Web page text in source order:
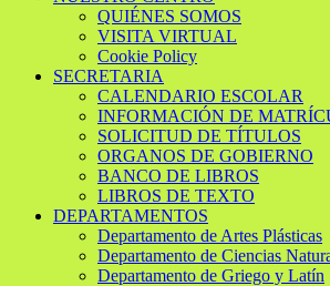
QUIÉNES SOMOS
VISITA VIRTUAL
Cookie Policy
SECRETARIA
CALENDARIO ESCOLAR
INFORMACIÓN DE
SOLICITUD DE TÍTULOS
ORGANOS DE GOBIERNO
BANCO DE LIBROS
LIBROS DE TEXTO
DEPARTAMENTOS
Departamento de Artes Plásticas
Departamento de Ciencias
Departamento de Griego y Latín